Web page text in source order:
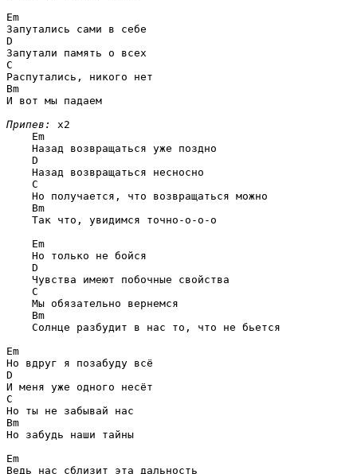
Em
D
C
Bm
И вот мы падаем
Припев:
x2
Em
    Назад возвращаться уже поздно
D
    Назад возвращаться несносно
C
    Но получается, что возвращаться можно
Bm
    Так что, увидимся точно-о-о-о
Em
    Но только не бойся
D
    Чувства имеют побочные свойства
C
    Мы обязательно вернемся
Bm
    Солнце разбудит в нас то, что не бьется
Em
D
C
Bm
Но забудь наши тайны
Em